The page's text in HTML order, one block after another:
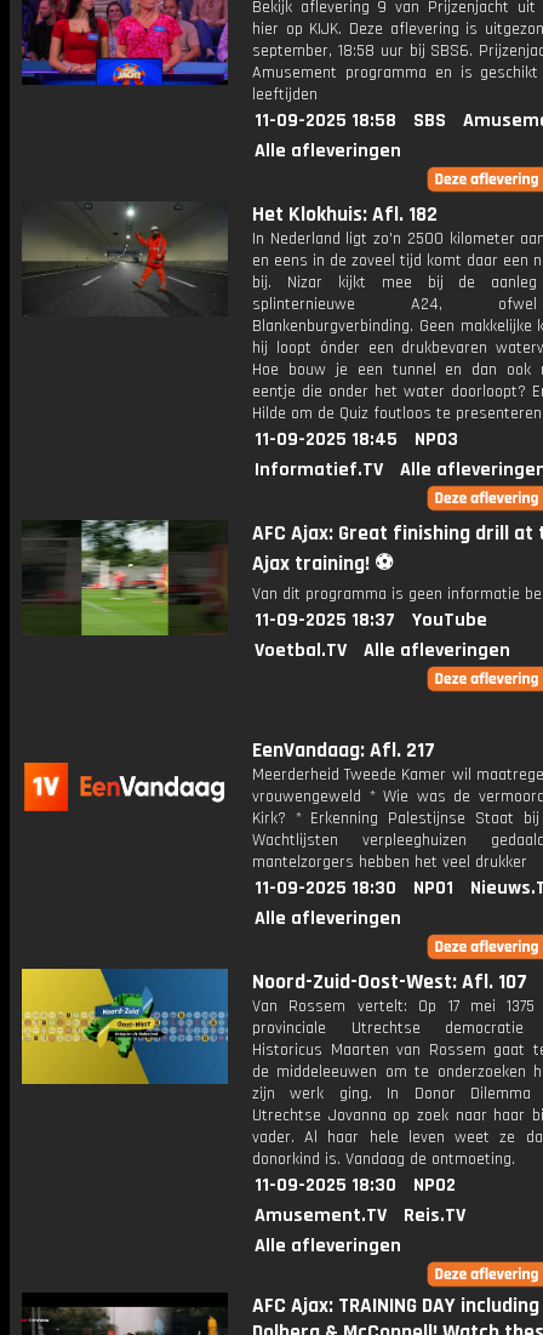
Bekijk aflevering 9 van Prijzenjacht uit
hier op KIJK. Deze aflevering is
september, 18:58 uur bij SBS6.
Amusement programma en is
leeftijden
11-09-2025 18:58 SBS
Alle afleveringen
Het Klokhuis: Afl. 182
In Nederland ligt zo'n 2500 kilometer
en eens in de zoveel tijd komt daar een
bij. Nizar kijkt mee bij de
splinternieuwe A24,
Blankenburgverbinding. Geen makkelijke
hij loopt ónder een drukbevaren
Hoe bouw je een tunnel en dan ook
eentje die onder het water doorloopt?
Hilde om de Quiz foutloos te
11-09-2025 18:45
NPO3
Informatief.TV
Alle
AFC Ajax: Great finishing drill at
Ajax training! ⚽️
Van dit programma is geen informatie
11-09-2025 18:37
YouTube
Voetbal.TV
Alle afleveringen
EenVandaag: Afl. 217
Meerderheid Tweede Kamer wil
vrouwengeweld * Wie was de
Kirk? * Erkenning Palestijnse Staat
Wachtlijsten verpleeghuizen
mantelzorgers hebben het veel drukker
11-09-2025 18:30 NPO1
Alle afleveringen
Noord-Zuid-Oost-West: Afl. 107
Van Rossem vertelt: Op 17 mei
provinciale Utrechtse democratie
Historicus Maarten van Rossem gaat
de middeleeuwen om te onderzoeken
zijn werk ging. In Donor
Utrechtse Jovanna op zoek naar haar
vader. Al haar hele leven weet ze
donorkind is. Vandaag de ontmoeting.
11-09-2025 18:30
NPO2
Amusement.TV
Reis.TV
Alle afleveringen
AFC Ajax: TRAINING DAY including